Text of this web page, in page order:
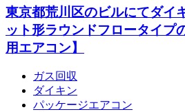
東京都荒川区のビルにてダイ
ット形ラウンドフロータイプ
用エアコン】
ガス回収
ダイキン
パッケージエアコン